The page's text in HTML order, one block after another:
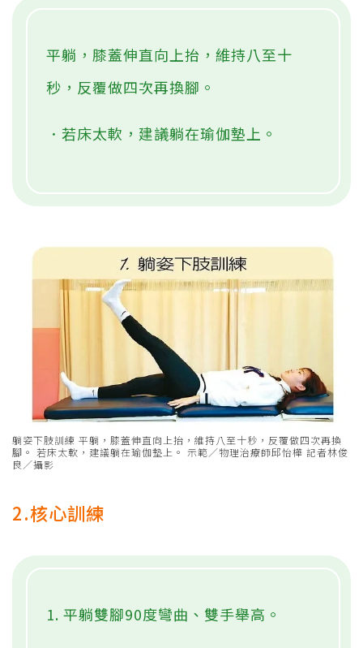
平躺，膝蓋伸直向上抬，維持八至十
秒，反覆做四次再換腳。
．若床太軟，建議躺在瑜伽墊上。
躺姿下肢訓練 平躺，膝蓋伸直向上抬，維持八至十秒，反覆做四次再換
腳。 若床太軟，建議躺在瑜伽墊上。 示範／物理治療師邱怡樺 記者林俊
良／攝影
2.核心訓練
1. 平躺雙腳90度彎曲、雙手舉高。